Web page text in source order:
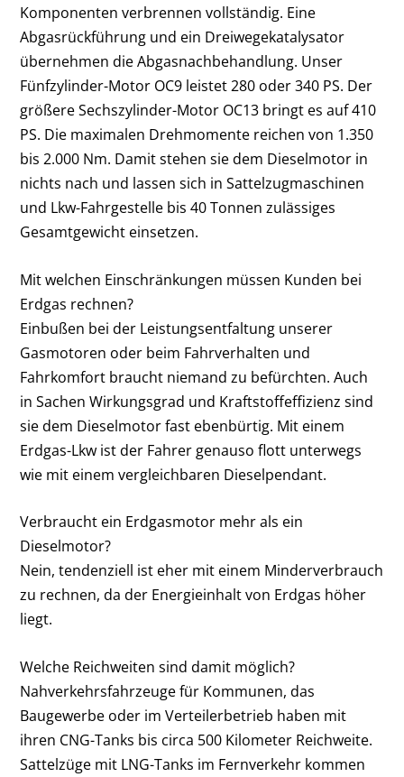
Komponenten verbrennen vollständig. Eine
Abgasrückführung und ein Dreiwegekatalysator
übernehmen die Abgasnachbehandlung. Unser
Fünfzylinder-Motor OC9 leistet 280 oder 340 PS. Der
größere Sechszylinder-Motor OC13 bringt es auf 410
PS. Die maximalen Drehmomente reichen von 1.350
bis 2.000 Nm. Damit stehen sie dem Dieselmotor in
nichts nach und lassen sich in Sattelzugmaschinen
und Lkw-Fahrgestelle bis 40 Tonnen zulässiges
Gesamtgewicht einsetzen.
Mit welchen Einschränkungen müssen Kunden bei
Erdgas rechnen?
Einbußen bei der Leistungsentfaltung unserer
Gasmotoren oder beim Fahrverhalten und
Fahrkomfort braucht niemand zu befürchten. Auch
in Sachen Wirkungsgrad und Kraftstoffeffizienz sind
sie dem Dieselmotor fast ebenbürtig. Mit einem
Erdgas-Lkw ist der Fahrer genauso flott unterwegs
wie mit einem vergleichbaren Dieselpendant.
Verbraucht ein Erdgasmotor mehr als ein
Dieselmotor?
Nein, tendenziell ist eher mit einem Minderverbrauch
zu rechnen, da der Energieinhalt von Erdgas höher
liegt.
Welche Reichweiten sind damit möglich?
Nahverkehrsfahrzeuge für Kommunen, das
Baugewerbe oder im Verteilerbetrieb haben mit
ihren CNG-Tanks bis circa 500 Kilometer Reichweite.
Sattelzüge mit LNG-Tanks im Fernverkehr kommen